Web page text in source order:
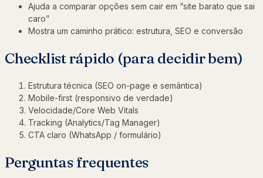
Ajuda a comparar opções sem cair em “site barato que sai
caro”
Mostra um caminho prático: estrutura, SEO e conversão
Checklist rápido (para decidir bem)
Estrutura técnica (SEO on-page e semântica)
Mobile-first (responsivo de verdade)
Velocidade/Core Web Vitals
Tracking (Analytics/Tag Manager)
CTA claro (WhatsApp / formulário)
Perguntas frequentes